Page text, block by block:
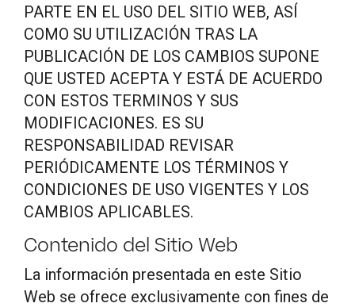
PARTE EN EL USO DEL SITIO WEB, ASÍ
COMO SU UTILIZACIÓN TRAS LA
PUBLICACIÓN DE LOS CAMBIOS SUPONE
QUE USTED ACEPTA Y ESTÁ DE ACUERDO
CON ESTOS TERMINOS Y SUS
MODIFICACIONES. ES SU
RESPONSABILIDAD REVISAR
PERIÓDICAMENTE LOS TÉRMINOS Y
CONDICIONES DE USO VIGENTES Y LOS
CAMBIOS APLICABLES.
Contenido del Sitio Web
La información presentada en este Sitio
Web se ofrece exclusivamente con fines de